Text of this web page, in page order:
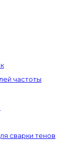
частоты
сварки тенов